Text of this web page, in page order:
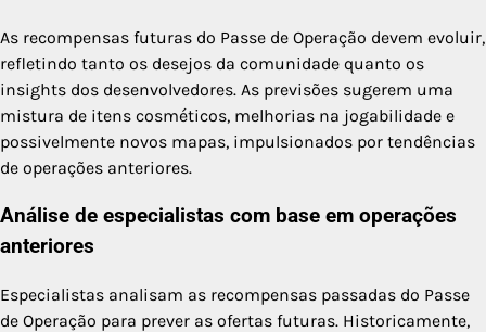
As recompensas futuras do Passe de Operação devem evoluir,
refletindo tanto os desejos da comunidade quanto os
insights dos desenvolvedores. As previsões sugerem uma
mistura de itens cosméticos, melhorias na jogabilidade e
possivelmente novos mapas, impulsionados por tendências
de operações anteriores.
Análise de especialistas com base em operações
anteriores
Especialistas analisam as recompensas passadas do Passe
de Operação para prever as ofertas futuras. Historicamente,